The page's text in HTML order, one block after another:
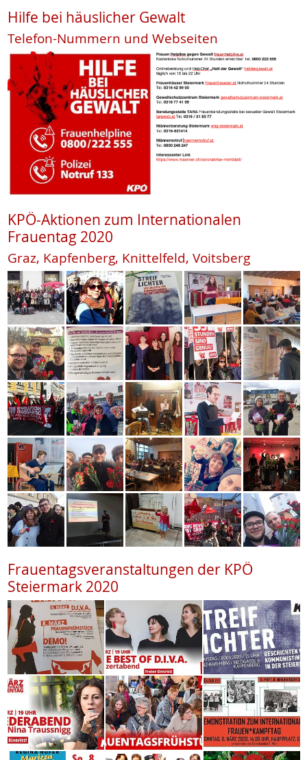
Hilfe bei häuslicher Gewalt
Telefon-Nummern und Webseiten
KPÖ-Aktionen zum Internationalen
Frauentag 2020
Graz, Kapfenberg, Knittelfeld, Voitsberg
Frauentagsveranstaltungen der KPÖ
Steiermark 2020